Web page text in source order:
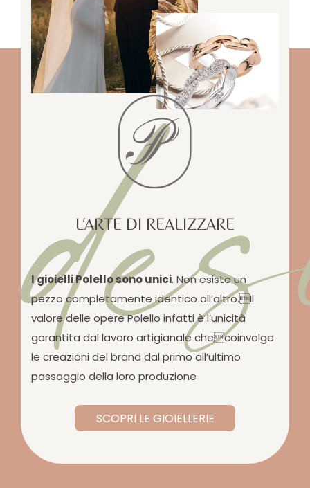
L’ARTE DI REALIZZARE
I gioielli Polello sono unici. Non esiste un
pezzo completamente identico all’altro.Il
valore delle opere Polello infatti è l’unicità
garantita dal lavoro artigianale checoinvolge
le creazioni del brand dal primo all’ultimo
passaggio della loro produzione
SCOPRI LE GIOIELLERIE